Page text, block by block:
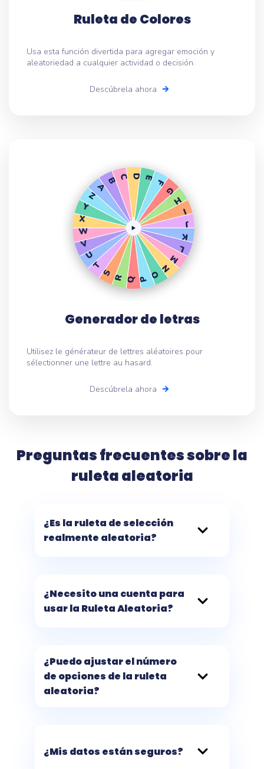
Ruleta de Colores
Usa esta función divertida para agregar emoción y
aleatoriedad a cualquier actividad o decisión.
Descúbrela ahora
Generador de letras
Utilisez le générateur de lettres aléatoires pour
sélectionner une lettre au hasard.
Descúbrela ahora
Preguntas frecuentes sobre la
ruleta aleatoria
¿Es la ruleta de selección
realmente aleatoria?
¿Necesito una cuenta para
usar la Ruleta Aleatoria?
¿Puedo ajustar el número
de opciones de la ruleta
aleatoria?
¿Mis datos están seguros?